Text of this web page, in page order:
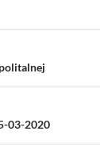
03-2020